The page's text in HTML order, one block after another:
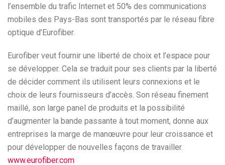
l’ensemble du trafic Internet et 50% des communications
mobiles des Pays-Bas sont transportés par le réseau fibre
optique d’Eurofiber.
Eurofiber veut fournir une liberté de choix et l’espace pour
se développer. Cela se traduit pour ses clients par la liberté
de décider comment ils utilisent leurs connexions et le
choix de leurs fournisseurs d’accès. Son réseau finement
maillé, son large panel de produits et la possibilité
d’augmenter la bande passante à tout moment, donne aux
entreprises la marge de manœuvre pour leur croissance et
pour développer de nouvelles façons de travailler.
www.eurofiber.com